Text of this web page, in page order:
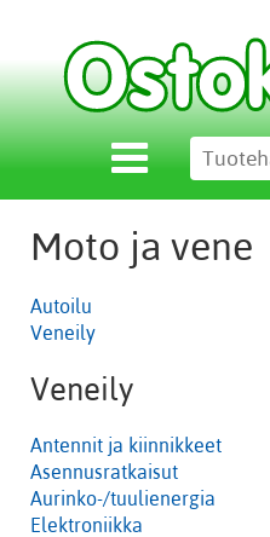
Moto ja vene
Autoilu
Veneily
Veneily
Antennit ja kiinnikkeet
Asennusratkaisut
Aurinko-/tuulienergia
Elektroniikka